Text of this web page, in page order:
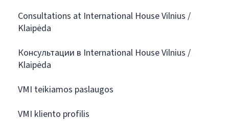
Consultations at International House Vilnius /
Klaipėda
Консультации в International House Vilnius /
Klaipėda
VMI teikiamos paslaugos
VMI kliento profilis